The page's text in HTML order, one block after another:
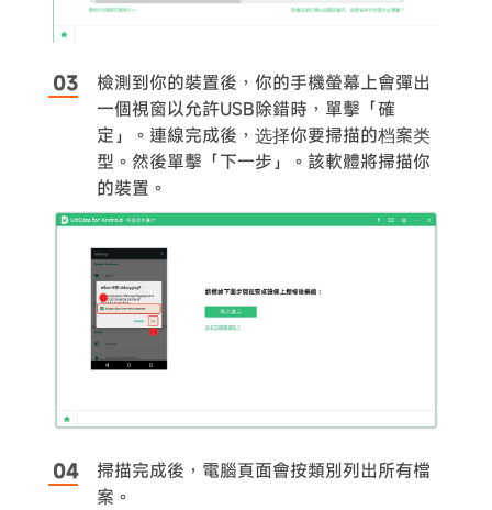
檢測到你的裝置後，你的手機螢幕上會彈出
一個視窗以允許USB除錯時，單擊「確
定」。連線完成後，选择你要掃描的档案类
型。然後單擊「下一步」。該軟體將掃描你
的裝置。
掃描完成後，電腦頁面會按類別列出所有檔
案。